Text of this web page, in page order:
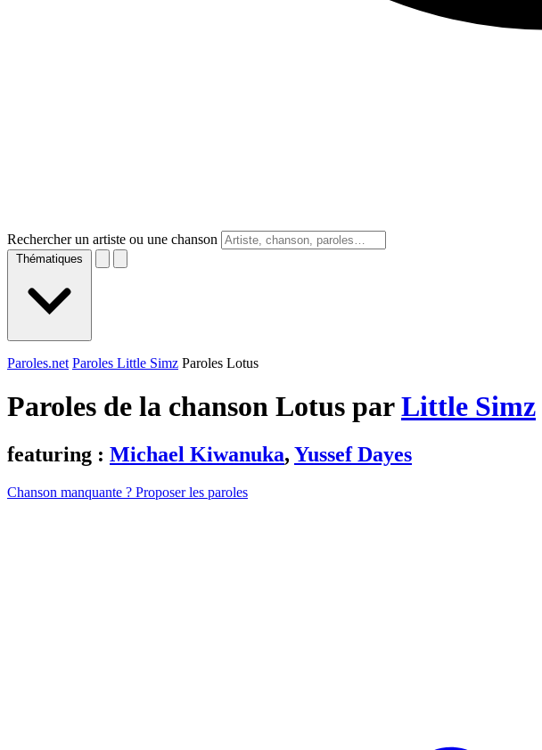
Rechercher un artiste ou une chanson
Thématiques
Paroles.net Paroles Little Simz Paroles Lotus
Paroles de la chanson Lotus parLittle Simz
featuring : Michael Kiwanuka, Yussef Dayes
Chanson manquante ? Proposer les paroles